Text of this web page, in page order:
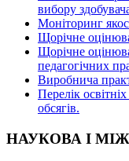
вибору
Моніторинг
Щорічне
Щорічне
педагогічних
Виробнича
Перелік
oбсягів.
НАУКОВА І